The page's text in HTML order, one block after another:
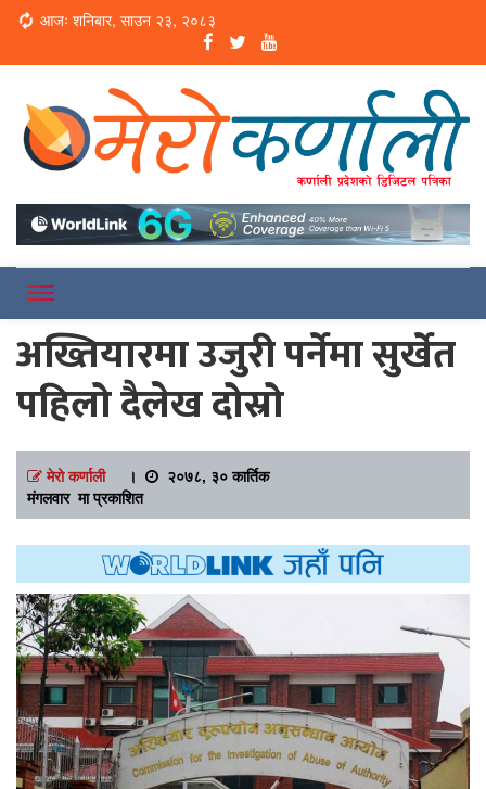
Loading...
आजः शनिबार, साउन २३, २०८३
Merokarnali
अख्तियारमा उजुरी पर्नेमा सुर्खेत
पहिलो दैलेख दोस्रो
मेरो कर्णाली।
२०७८, ३० कार्तिक
मंगलवार मा प्रकाशित